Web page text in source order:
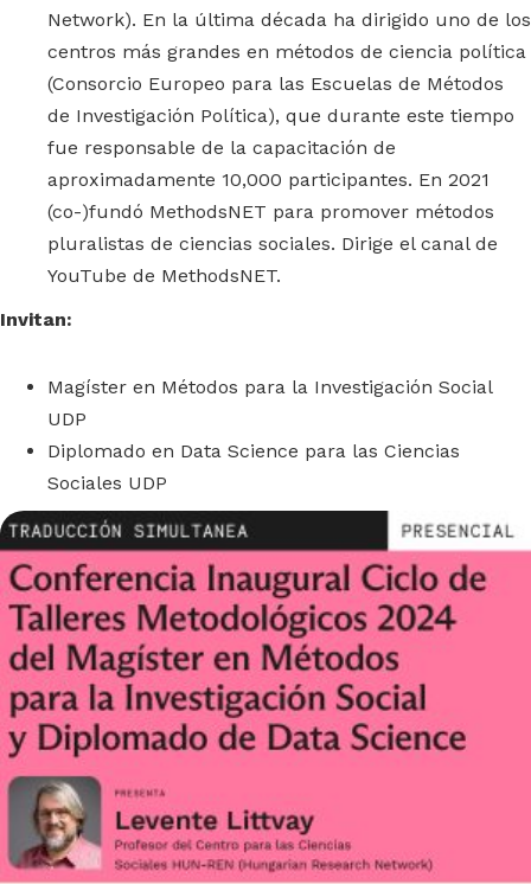
Network). En la última década ha dirigido uno de los
centros más grandes en métodos de ciencia política
(Consorcio Europeo para las Escuelas de Métodos
de Investigación Política), que durante este tiempo
fue responsable de la capacitación de
aproximadamente 10,000 participantes. En 2021
(co-)fundó MethodsNET para promover métodos
pluralistas de ciencias sociales. Dirige el canal de
YouTube de MethodsNET.
Invitan:
Magíster en Métodos para la Investigación Social
UDP
Diplomado en Data Science para las Ciencias
Sociales UDP